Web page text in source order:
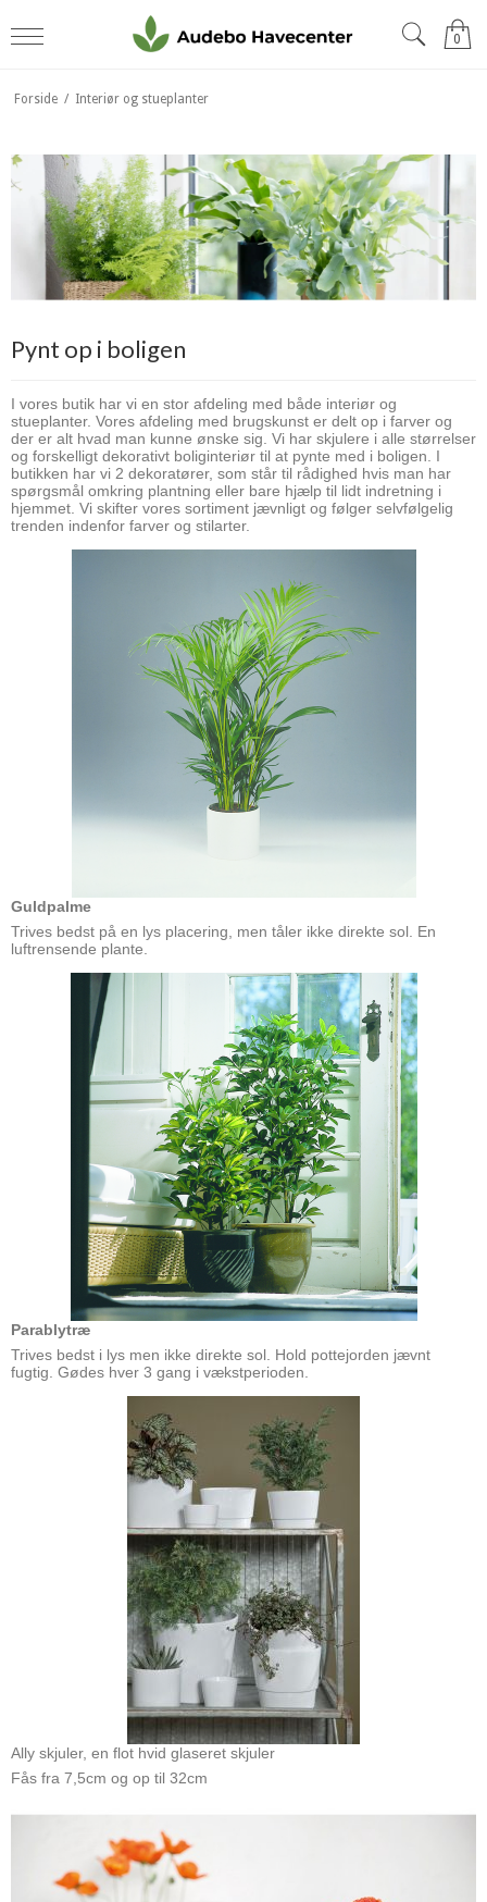
0
Forside / Interiør og stueplanter
Pynt op i boligen
I vores butik har vi en stor afdeling med både interiør og
stueplanter. Vores afdeling med brugskunst er delt op i farver og
der er alt hvad man kunne ønske sig. Vi har skjulere i alle størrelser
og forskelligt dekorativt boliginteriør til at pynte med i boligen. I
butikken har vi 2 dekoratører, som står til rådighed hvis man har
spørgsmål omkring plantning eller bare hjælp til lidt indretning i
hjemmet. Vi skifter vores sortiment jævnligt og følger selvfølgelig
trenden indenfor farver og stilarter.
Guldpalme
Trives bedst på en lys placering, men tåler ikke direkte sol. En
luftrensende plante.
Parablytræ
Trives bedst i lys men ikke direkte sol. Hold pottejorden jævnt
fugtig. Gødes hver 3 gang i vækstperioden.
Ally skjuler, en flot hvid glaseret skjuler
Fås fra 7,5cm og op til 32cm